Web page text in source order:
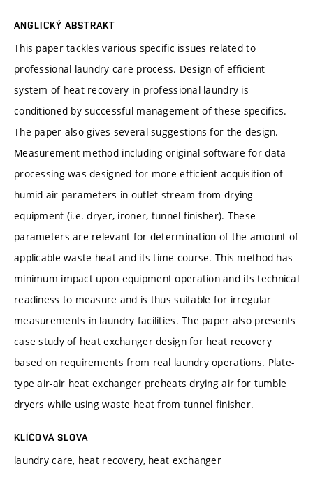
ANGLICKÝ ABSTRAKT
This paper tackles various specific issues related to
professional laundry care process. Design of efficient
system of heat recovery in professional laundry is
conditioned by successful management of these specifics.
The paper also gives several suggestions for the design.
Measurement method including original software for data
processing was designed for more efficient acquisition of
humid air parameters in outlet stream from drying
equipment (i.e. dryer, ironer, tunnel finisher). These
parameters are relevant for determination of the amount of
applicable waste heat and its time course. This method has
minimum impact upon equipment operation and its technical
readiness to measure and is thus suitable for irregular
measurements in laundry facilities. The paper also presents
case study of heat exchanger design for heat recovery
based on requirements from real laundry operations. Plate-
type air-air heat exchanger preheats drying air for tumble
dryers while using waste heat from tunnel finisher.
KLÍČOVÁ SLOVA
laundry care, heat recovery, heat exchanger